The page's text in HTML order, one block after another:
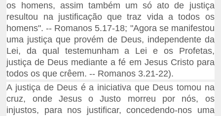
os homens, assim também um só ato de justiça
resultou na justificação que traz vida a todos os
homens". -- Romanos 5.17-18; "Agora se manifestou
uma justiça que provém de Deus, independente da
Lei, da qual testemunham a Lei e os Profetas,
justiça de Deus mediante a fé em Jesus Cristo para
todos os que crêem. -- Romanos 3.21-22).
A justiça de Deus é a iniciativa que Deus tomou na
cruz, onde Jesus o Justo morreu por nós, os
injustos, para nos justificar, concedendo-nos uma